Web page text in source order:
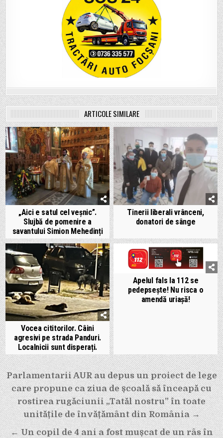
ARTICOLE SIMILARE
„Aici e satul cel veșnic”.
Slujbă de pomenire a
savantului Simion Mehedinți
Tinerii liberali vrânceni,
donatori de sânge
Vocea cititorilor. Câini
agresivi pe strada Panduri.
Localnicii sunt disperați.
Apelul fals la 112 se
pedepsește! Nu risca o
amendă uriașă!
Navigare
în
articole
Parlamentarii AUR au depus un proiect de lege
care propune ca ziua de școală să înceapă cu
rostirea rugăciunii „Tatăl nostru” în toate
unitățile de învățământ din România →
← Un copil de 4 ani a fost mușcat de un râs în